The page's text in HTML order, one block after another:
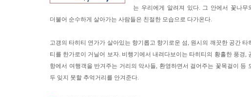
는 우리에게 알려져 있다. 그 안에서 꽃나무
더불어 순수하게 살아가는 사람들은 친절한 모습으로 다가온다.
고갱의 타히티 연가가 살아있는 향기롭고 향기로운 섬, 원시의 깨끗한 공간 타
티를 한가로이 거닐어 보자. 비행기에서 내려다보이는 타히티의 황홀한 풍경,
항에서 여행객을 반겨주는 거리의 악사들, 환영하면서 걸어주는 꽃목걸이 등
두 잊지 못할 추억거리를 안겨준다.